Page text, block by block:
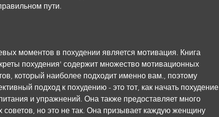
пути.
моментов в похудении является мотивация. Книга
похудения' содержит множество мотивационных
который наиболее подходит именно вам., поэтому
подход к похудению - это тот, как начать похудение
и упражнений. Она также предоставляет много
советов, но это не так. Она призывает каждую женщину